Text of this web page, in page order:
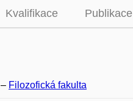
Kvalifikace Publikace
– Filozofická fakulta